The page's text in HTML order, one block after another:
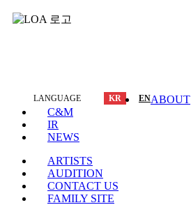
LANGUAGE KR ENABOUT
C&M
IR
NEWS
ARTISTS
AUDITION
CONTACT US
FAMILY SITE